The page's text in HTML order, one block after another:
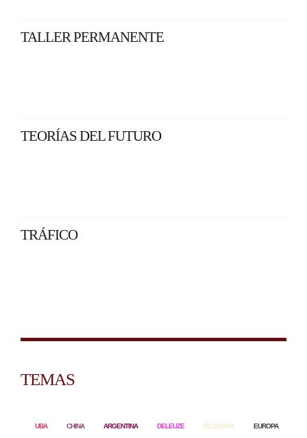
TALLER PERMANENTE
TEORÍAS DEL FUTURO
TRÁFICO
TEMAS
UBA CHINA ARGENTINA DELEUZE FILOSOFÍA EUROPA